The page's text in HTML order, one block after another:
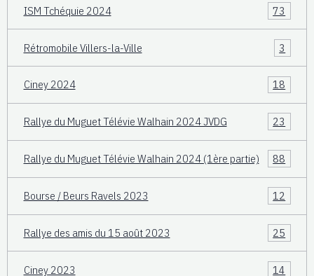
ISM Tchéquie 2024 73
Rétromobile Villers-la-Ville 3
Ciney 2024 18
Rallye du Muguet Télévie Walhain 2024 JVDG 23
Rallye du Muguet Télévie Walhain 2024 (1ère partie) 88
Bourse / Beurs Ravels 2023 12
Rallye des amis du 15 août 2023 25
Ciney 2023 14